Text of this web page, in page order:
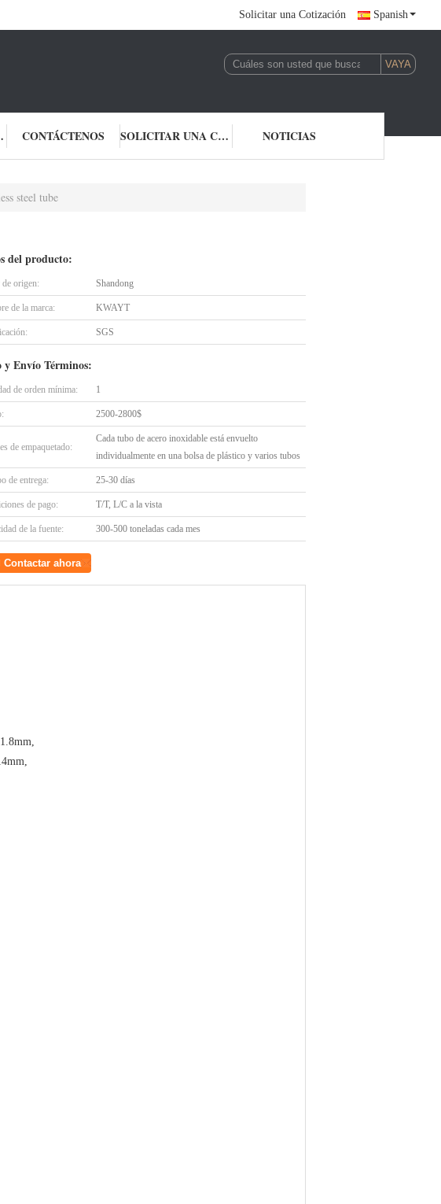
Solicitar una Cotización Spanish
CONTÁCTENOS SOLICITAR UNA COTIZACIÓN NOTICIAS
steel tube
del producto:
origen: Shandong
de la marca: KWAYT
SGS
y Envío Términos:
de orden mínima: 1
2500-2800$
de empaquetado:
Cada tubo de acero inoxidable está envuelto
individualmente en una bolsa de plástico y varios tubos
de entrega: 25-30 días
de pago: T/T, L/C a la vista
de la fuente: 300-500 toneladas cada mes
Contactar ahora